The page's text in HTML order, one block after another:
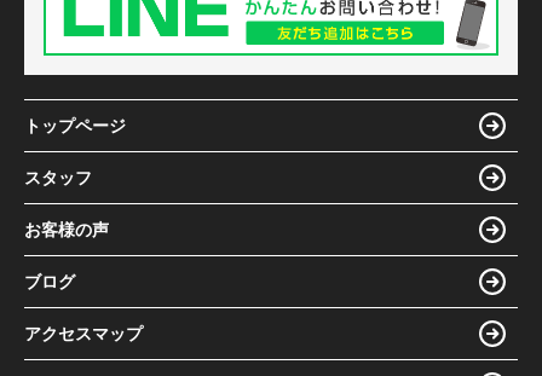
トップページ
スタッフ
お客様の声
ブログ
アクセスマップ